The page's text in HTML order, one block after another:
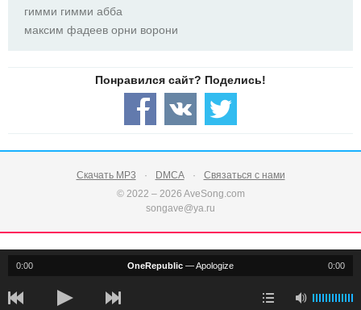
гимми гимми абба
максим фадеев орни ворони
Скачать MP3 DMCA
Связаться с нами
© 2022 – 2026 AveSong.com
songave@ya.ru
0:00 0:00
OneRepublic —Apologize